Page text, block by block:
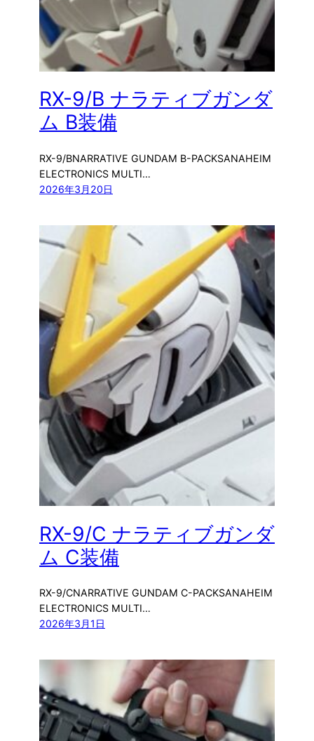
RX-9/B ナラティブガンダ
ム B装備
RX-9/BNARRATIVE GUNDAM B-PACKSANAHEIM
ELECTRONICS MULTI…
2026年3月20日
RX-9/C ナラティブガンダ
ム C装備
RX-9/CNARRATIVE GUNDAM C-PACKSANAHEIM
ELECTRONICS MULTI…
2026年3月1日